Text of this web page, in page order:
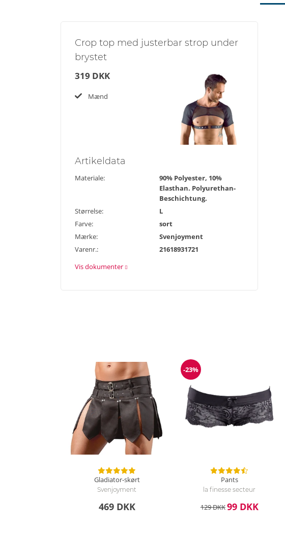
Crop top med justerbar strop under
brystet
319 DKK
Mænd
Artikeldata
Materiale:
90% Polyester, 10%
Elasthan. Polyurethan-
Beschichtung.
Størrelse:
L
Farve:
sort
Mærke:
Svenjoyment
Varenr.:
21618931721
Vis dokumenter
Gladiator-skørt
Svenjoyment
469 DKK
Rabat
-23%
Pants
la finesse secteur
129 DKK99 DKK